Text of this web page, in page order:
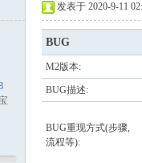
发表于 2020-9-11
BUG
M2版本:
BUG描述:
BUG重现方式(步骤,
流程等):